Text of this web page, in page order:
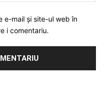
e-mail și site-ul web în
i comentariu.